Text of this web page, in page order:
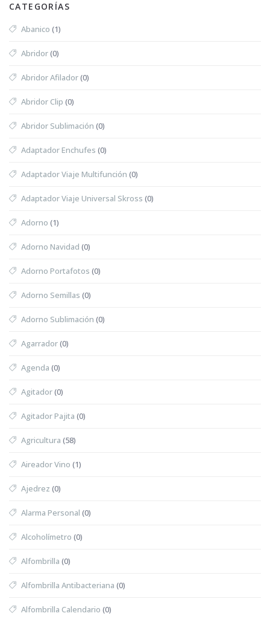
CATEGORÍAS
Abanico (1)
Abridor(0)
Abridor Afilador(0)
Abridor Clip (0)
Abridor Sublimación (0)
Adaptador Enchufes (0)
Adaptador Viaje Multifunción (0)
Adaptador Viaje Universal Skross (0)
Adorno (1)
Adorno Navidad (0)
Adorno Portafotos (0)
Adorno Semillas (0)
Adorno Sublimación (0)
Agarrador(0)
Agenda (0)
Agitador(0)
Agitador Pajita (0)
Agricultura (58)
Aireador Vino (1)
Ajedrez (0)
Alarma Personal (0)
Alcoholímetro (0)
Alfombrilla (0)
Alfombrilla Antibacteriana (0)
Alfombrilla Calendario (0)